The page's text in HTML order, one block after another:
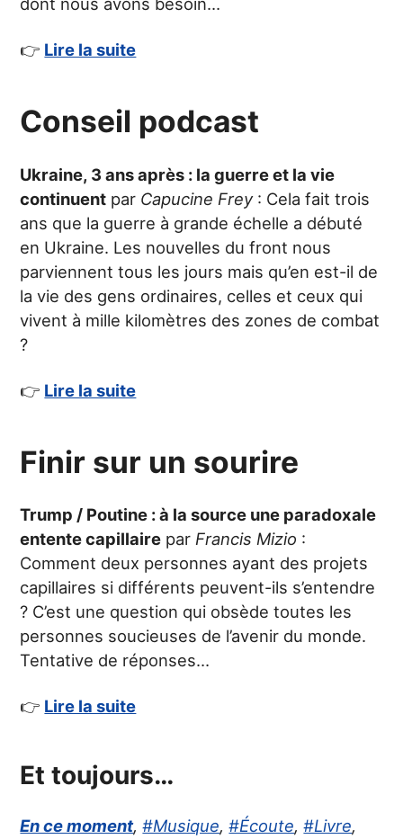
👉 Lire la suite
Conseil podcast
Ukraine, 3 ans après : la guerre et la vie
continuent par Capucine Frey: Cela fait trois
ans que la guerre à grande échelle a débuté
en Ukraine. Les nouvelles du front nous
parviennent tous les jours mais qu’en est-il de
la vie des gens ordinaires, celles et ceux qui
vivent à mille kilomètres des zones de combat
?
👉 Lire la suite
Finir sur un sourire
Trump / Poutine : à la source une paradoxale
entente capillaire parFrancis Mizio :
Comment deux personnes ayant des projets
capillaires si différents peuvent-ils s’entendre
? C’est une question qui obsède toutes les
personnes soucieuses de l’avenir du monde.
Tentative de réponses…
👉 Lire la suite
Et toujours…
En ce moment,#Musique,#Écoute,#Livre,